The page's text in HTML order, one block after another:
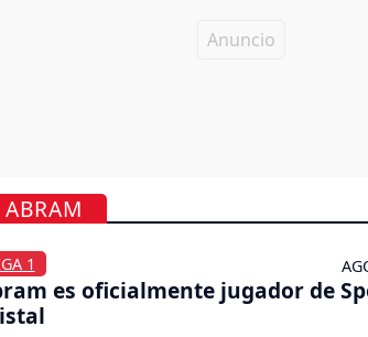
1
es oficialmente jugador de